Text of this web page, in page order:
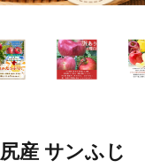
産 サンふじ